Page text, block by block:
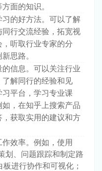
面的知识。
的好方法。可以了解
行交流经验，拓宽视
听取行业专家的分
思路。
信息。可以关注行业
解同行的经验和见
平台，学习专业课
，在知乎上搜索产品
获取实用的建议和方
效率。例如，使用
划、问题跟踪和制定路
进行协作和可视化；